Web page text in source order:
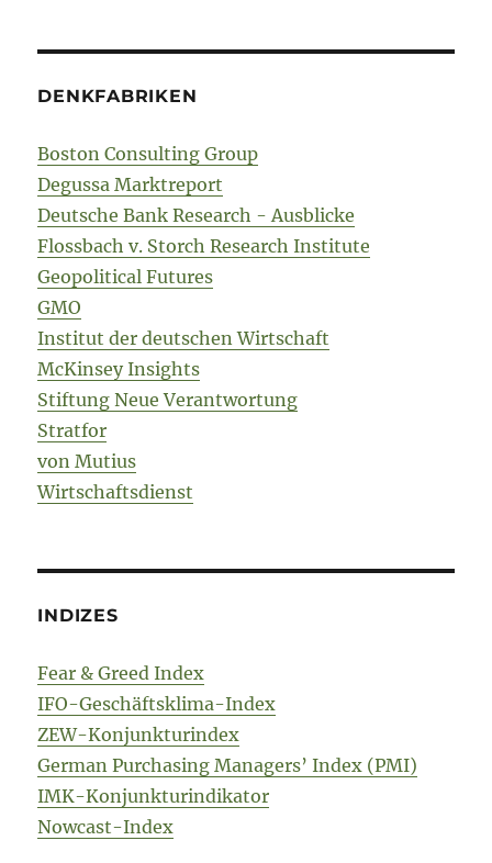
DENKFABRIKEN
Boston Consulting Group
Degussa Marktreport
Deutsche Bank Research - Ausblicke
Flossbach v. Storch Research Institute
Geopolitical Futures
GMO
Institut der deutschen Wirtschaft
McKinsey Insights
Stiftung Neue Verantwortung
Stratfor
von Mutius
Wirtschaftsdienst
INDIZES
Fear & Greed Index
IFO-Geschäftsklima-Index
ZEW-Konjunkturindex
German Purchasing Managers’ Index (PMI)
IMK-Konjunkturindikator
Nowcast-Index